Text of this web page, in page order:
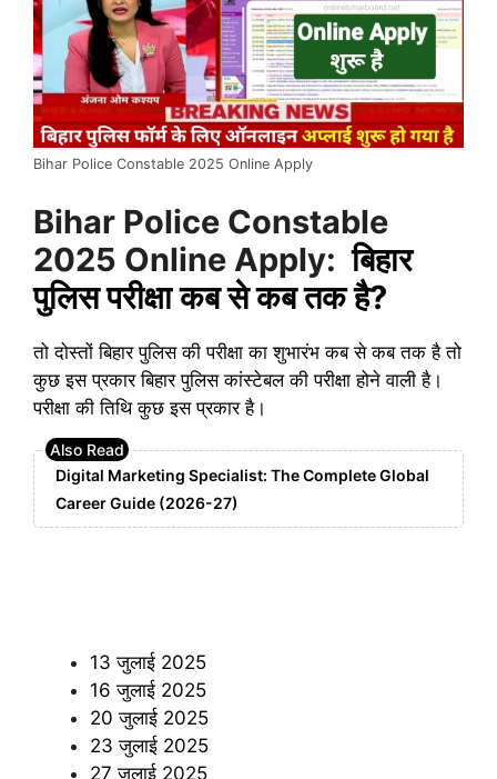
Bihar Police Constable 2025 Online Apply
Bihar Police Constable
2025 Online Apply:बिहार
पुलिस परीक्षा कब से कब तक है?
तो दोस्तों बिहार पुलिस की परीक्षा का शुभारंभ कब से कब तक है तो
कुछ इस प्रकार बिहार पुलिस कांस्टेबल की परीक्षा होने वाली है।
परीक्षा की तिथि कुछ इस प्रकार है।
Digital Marketing Specialist: The Complete Global
Career Guide (2026-27)
13 जुलाई 2025
16 जुलाई 2025
20 जुलाई 2025
23 जुलाई 2025
27 जुलाई 2025